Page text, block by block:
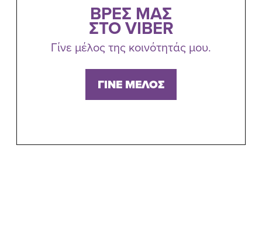
ΒΡΕΣ ΜΑΣ
ΣΤΟ VIBER
Γίνε μέλος της κοινότητάς μου.
ΓΙΝΕ ΜΕΛΟΣ